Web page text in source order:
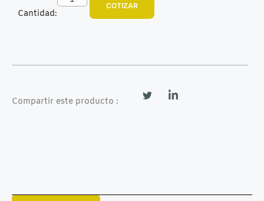
Cantidad:
COTIZAR
Compartir este producto :